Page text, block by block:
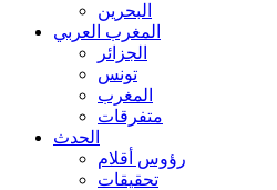
البحرين
المغرب العربي
الجزائر
تونس
المغرب
متفرقات
الحدث
رؤوس أقلام
تحقيقات